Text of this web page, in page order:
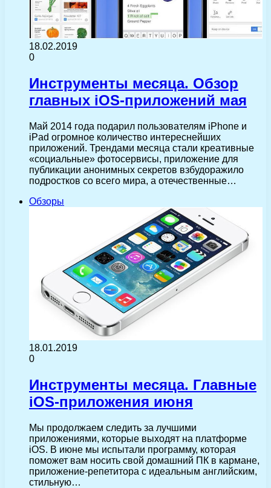
18.02.2019
0
Инструменты месяца. Обзор
главных iOS-приложений мая
Май 2014 года подарил пользователям iPhone и
iPad огромное количество интереснейших
приложений. Трендами месяца стали креативные
«социальные» фотосервисы, приложение для
публикации анонимных секретов взбудоражило
подростков со всего мира, а отечественные…
Обзоры
18.01.2019
0
Инструменты месяца. Главные
iOS-приложения июня
Мы продолжаем следить за лучшими
приложениями, которые выходят на платформе
iOS. В июне мы испытали программу, которая
поможет вам носить свой домашний ПК в кармане,
приложение-репетитора с идеальным английским,
стильную…